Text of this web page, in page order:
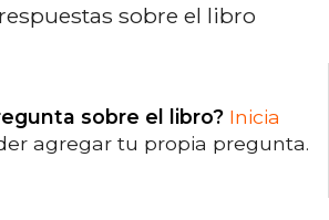
sobre el libro
sobre el libro? Inicia
agregar tu propia pregunta.